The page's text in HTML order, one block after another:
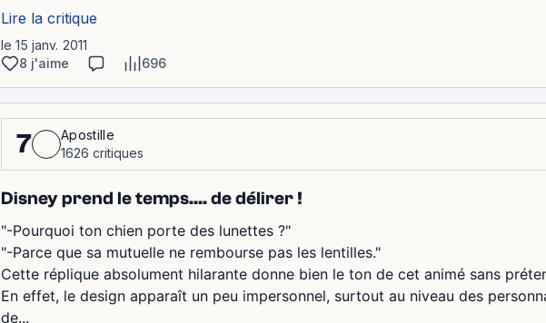
Lire la critique
le 15 janv. 2011
8 j'aime
696
7
Apostille
1626 critiques
Disney prend le temps.... de délirer !
"-Pourquoi ton chien porte des lunettes ?"
"-Parce que sa mutuelle ne rembourse pas les lentilles."
Cette réplique absolument hilarante donne bien le ton de cet animé sans
En effet, le design apparaît un peu impersonnel, surtout au niveau des
de...